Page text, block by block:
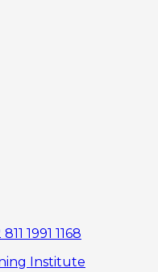
1991 1168
Institute